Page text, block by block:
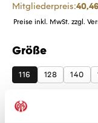
Mitgliederpreis:
Preise inkl. MwSt. zzgl.
Größe
auswählen
116 128 140
Produkt
Anzahl